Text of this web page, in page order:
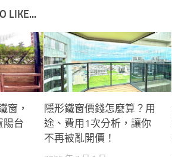
LIKE...
窗，
陽台
隱形鐵窗價錢怎麼算？用
途、費用1次分析，讓你
不再被亂開價！